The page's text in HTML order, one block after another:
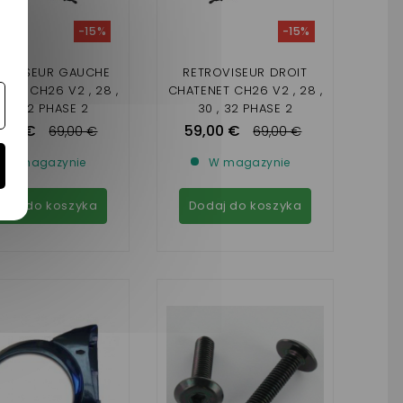
GAUCHE
CH26 V2 , 28 ,
30 , 32 PHASE 2
€
-15%
69,00 €
W magazynie
do koszyka
RETROVISEUR DROIT
CHATENET CH26 V2 , 28 ,
30 , 32 PHASE 2
59,00 €
-15%
69,00 €
W magazynie
Dodaj do koszyka